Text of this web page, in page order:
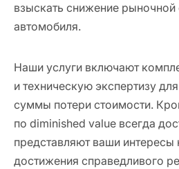
взыскать снижение рыночной
автомобиля.
Наши услуги включают
и техническую экспертизу
суммы потери стоимости.
по diminished value всегда
представляют ваши
достижения справедливого